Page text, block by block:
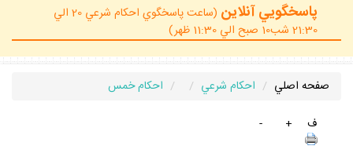
پاسخگويي آنلاين
(ساعت پاسخگوي احكام شرعي 20 الي
21:30 شب10 صبح الي 11:30 ظهر)
صفحه اصلي احكام شرعي
احكام خمس
ف
+
-